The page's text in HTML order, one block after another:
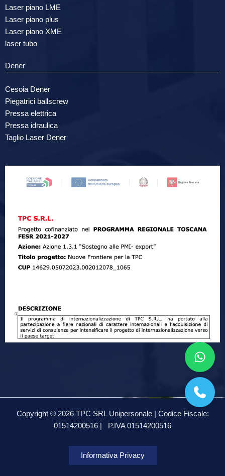
Laser piano LME
Laser piano plus
Laser piano XME
laser tubo
Dener
Cesoia Dener
Piegatrici ballscrew
Pressa elettrica
Pressa idraulica
Taglio Laser Dener
Copyright © 2026 TPC SRL Unipersonale | Codice Fiscale:
01514200516 |
P.IVA 01514200516
Informativa Privacy